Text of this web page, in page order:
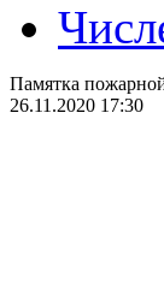
Памятка
26.11.2020 17:30